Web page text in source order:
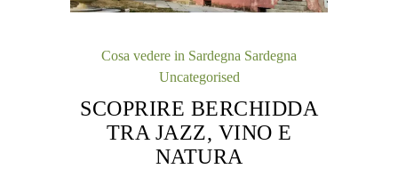
Cosa vedere in Sardegna Sardegna
Uncategorised
SCOPRIRE BERCHIDDA
TRA JAZZ, VINO E
NATURA